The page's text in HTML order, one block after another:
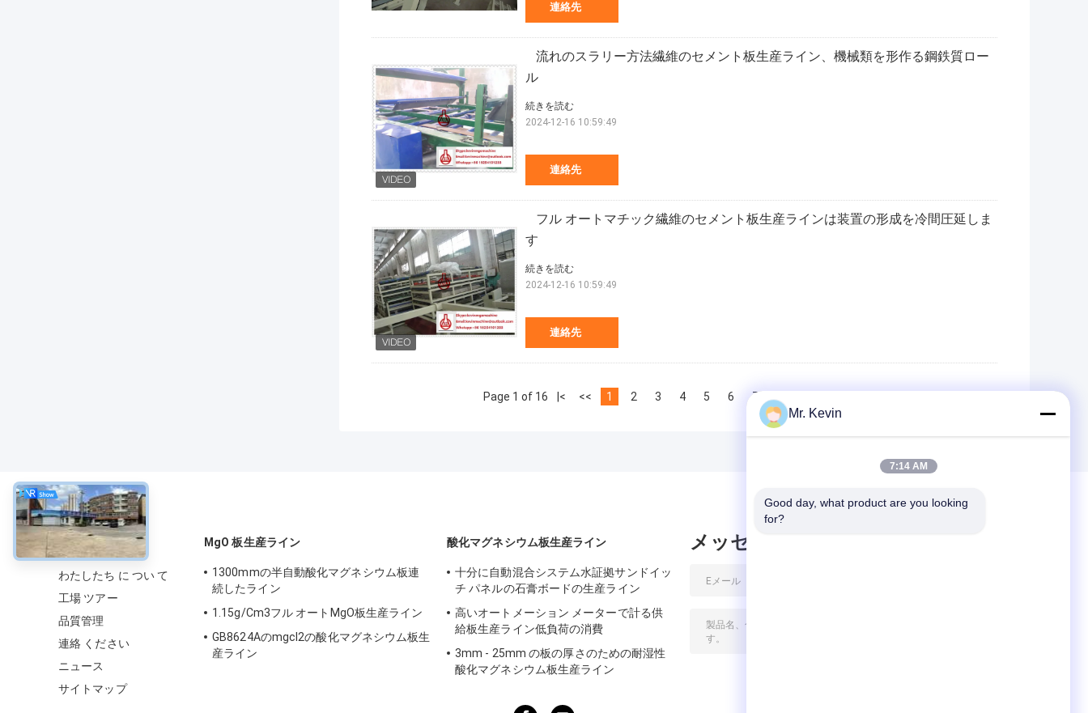
連絡先
流れのスラリー方法繊維のセメント板生産ライン、機械類を形作る鋼鉄質ロー
ル
連絡先
続きを読む
2024-12-16 10:59:49
フル オートマチック繊維のセメント板生産ラインは装置の形成を冷間圧延しま
す
連絡先
続きを読む
2024-12-16 10:59:49
Page 1 of 16 |< << 1 2 3 4 5 6 7 8
について
わたしたち に つい て
工場 ツアー
品質管理
連絡 ください
ニュース
サイトマップ
MgO 板生産ライン
1300mmの半自動酸化マグネシウム板連
続したライン
1.15g/Cm3フル オートMgO板生産ライン
GB8624Aのmgcl2の酸化マグネシウム板生
産ライン
酸化マグネシウム板生産ライン
十分に自動混合システム水証拠サンドイッ
チ パネルの石膏ボードの生産ライン
高いオートメーション メーターで計る供
給板生産ライン低負荷の消費
3mm - 25mm の板の厚さのための耐湿性
酸化マグネシウム板生産ライン
メッセージ
Mr. Kevin
7:14 AM
Good day, what product are you looking
for?